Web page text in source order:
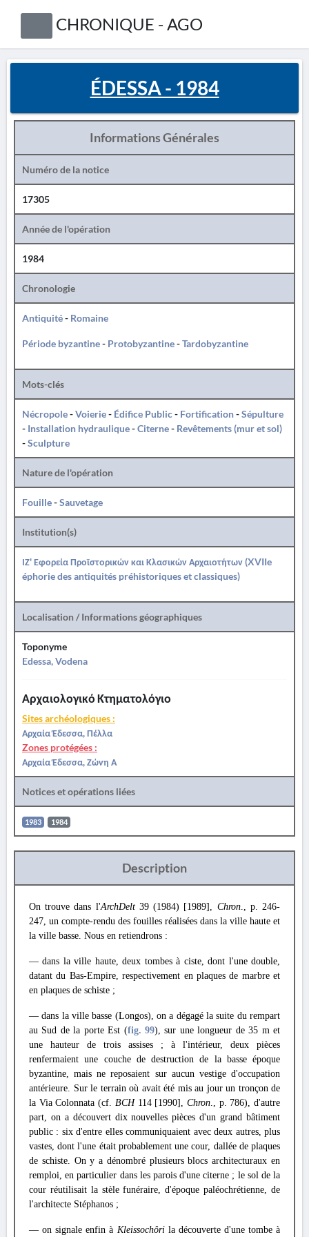
CHRONIQUE - AGO
ÉDESSA - 1984
Informations Générales
Numéro de la notice
17305
Année de l'opération
1984
Chronologie
Antiquité- Romaine
Période byzantine- Protobyzantine-Tardobyzantine
Mots-clés
Nécropole-Voierie- Édifice Public- Fortification-Sépulture
- Installation hydraulique-Citerne- Revêtements (mur et sol)
-Sculpture
Nature de l'opération
Fouille-Sauvetage
Institution(s)
ΙΖ' Εφορεία Προϊστορικών και Κλασικών Αρχαιοτήτων (XVIIe
éphorie des antiquités préhistoriques et classiques)
Localisation / Informations géographiques
Toponyme
Edessa, Vodena
Αρχαιολογικό Κτηματολόγιο
Sites archéologiques :
Αρχαία Έδεσσα, Πέλλα
Zones protégées :
Αρχαία Έδεσσα, Ζώνη Α
Notices et opérations liées
1983 1984
Description
On trouve dans l'ArchDelt 39 (1984) [1989], Chron., p. 246-
247, un compte-rendu des fouilles réalisées dans la ville haute et
la ville basse. Nous en retiendrons :
— dans la ville haute, deux tombes à ciste, dont l'une double,
datant du Bas-Empire, respectivement en plaques de marbre et
en plaques de schiste ;
— dans la ville basse (Longos), on a dégagé la suite du rempart
au Sud de la porte Est (fig. 99), sur une longueur de 35 m et
une hauteur de trois assises ; à l'intérieur, deux pièces
renfermaient une couche de destruction de la basse époque
byzantine, mais ne reposaient sur aucun vestige d'occupation
antérieure. Sur le terrain où avait été mis au jour un tronçon de
la Via Colonnata (cf. BCH114 [1990], Chron., p. 786), d'autre
part, on a découvert dix nouvelles pièces d'un grand bâtiment
public : six d'entre elles communiquaient avec deux autres, plus
vastes, dont l'une était probablement une cour, dallée de plaques
de schiste. On y a dénombré plusieurs blocs architecturaux en
remploi, en particulier dans les parois d'une citerne ; le sol de la
cour réutilisait la stèle funéraire, d'époque paléochrétienne, de
l'architecte Stéphanos ;
— on signale enfin à Kleissochôrila découverte d'une tombe à